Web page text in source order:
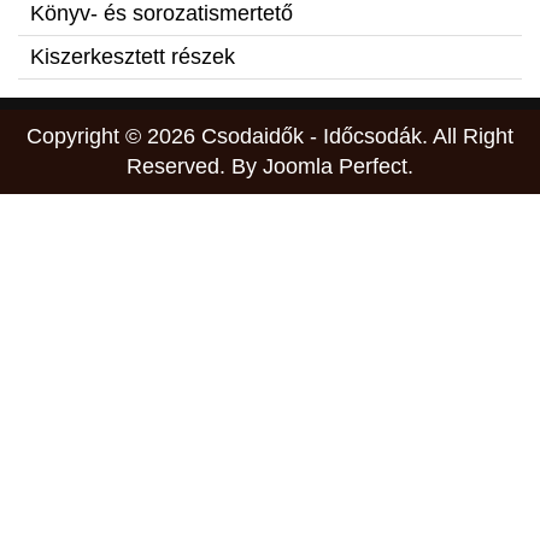
Könyv- és sorozatismertető
Kiszerkesztett részek
Copyright © 2026 Csodaidők - Időcsodák. All Right
Reserved. By Joomla Perfect.